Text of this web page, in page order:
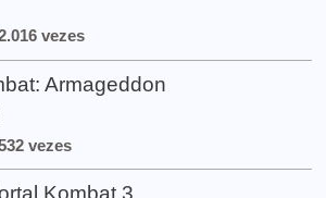
vezes
Armageddon
vezes
Kombat 3